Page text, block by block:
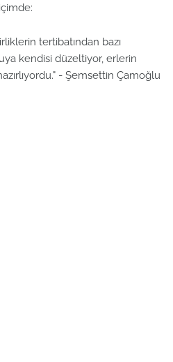
tertibatından bazı
kendisi düzeltiyor, erlerin
- Şemsettin Çamoğlu